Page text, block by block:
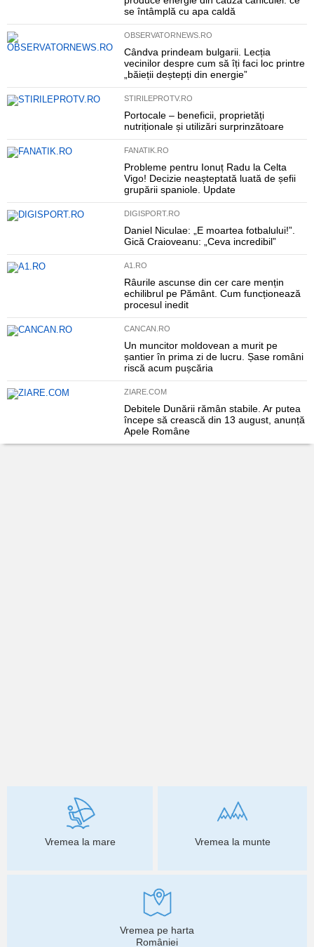
se întâmplă cu apa caldă
OBSERVATORNEWS.RO
Cândva prindeam bulgarii. Lecția
vecinilor despre cum să îți faci loc printre
„băieții deștepți din energie”
STIRILEPROTV.RO
Portocale – beneficii, proprietăți
nutriționale și utilizări surprinzătoare
FANATIK.RO
Probleme pentru Ionuț Radu la Celta
Vigo! Decizie neașteptată luată de șefii
grupării spaniole. Update
DIGISPORT.RO
Daniel Niculae: „E moartea fotbalului!”.
Gică Craioveanu: „Ceva incredibil”
A1.RO
Râurile ascunse din cer care mențin
echilibrul pe Pământ. Cum funcționează
procesul inedit
CANCAN.RO
Un muncitor moldovean a murit pe
șantier în prima zi de lucru. Șase români
riscă acum pușcăria
ZIARE.COM
Debitele Dunării rămân stabile. Ar putea
începe să crească din 13 august, anunță
Apele Române
Vremea la mare Vremea la munte
Vremea pe harta
României